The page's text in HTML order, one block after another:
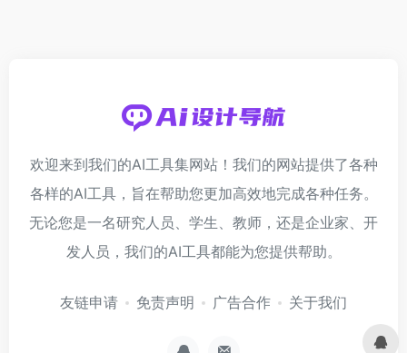
欢迎来到我们的AI工具集网站！我们的网站提供了各种
各样的AI工具，旨在帮助您更加高效地完成各种任务。
无论您是一名研究人员、学生、教师，还是企业家、开
发人员，我们的AI工具都能为您提供帮助。
友链申请 免责声明 广告合作 关于我们